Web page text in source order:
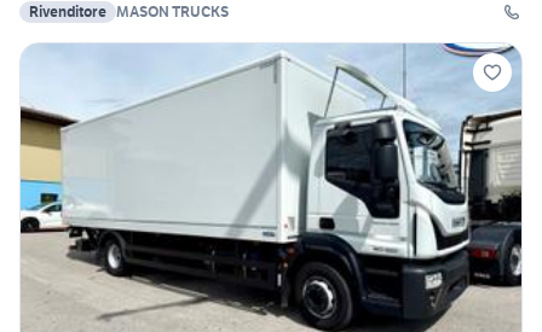
Rivenditore MASON TRUCKS